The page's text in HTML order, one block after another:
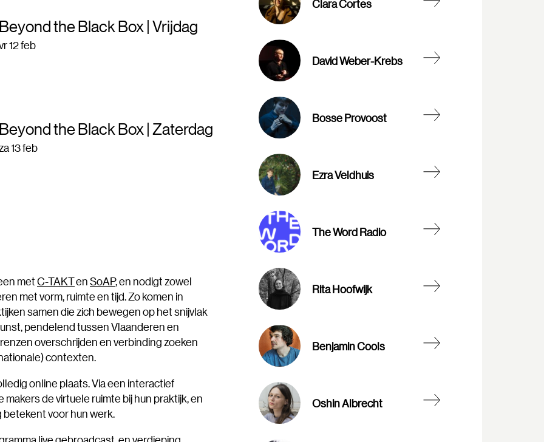
the Black Box | Vrijdag
12 feb
the Black Box | Zaterdag
13 feb
metC-TAKTenSoAP, en nodigt zowel
met vorm, ruimte en tijd. Zo komen in
samen die zich bewegen op het snijvlak
pendelend tussen Vlaanderen en
overschrijden en verbinding zoeken
contexten.
online plaats. Via een interactief
de virtuele ruimte bij hun praktijk, en
voor hun werk.
Clara Cortes
David Weber-Krebs
Bosse Provoost
Ezra Veldhuis
The Word Radio
Rita Hoofwijk
Benjamin Cools
Oshin Albrecht